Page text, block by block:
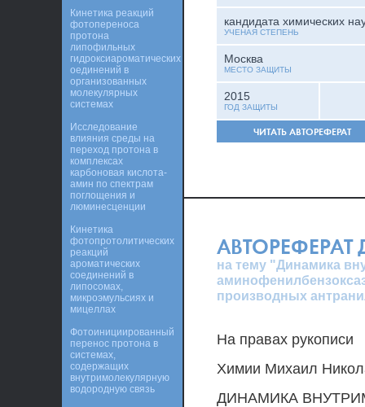
кандидата химических
УЧЕНАЯ СТЕПЕНЬ
Москва
МЕСТО ЗАЩИТЫ
2015
ГОД ЗАЩИТЫ
ЧИТАТЬ АВТОРЕФЕРАТ
АВТОРЕФЕРАТ
на тему "Динамика
производных
На правах рукописи
Химии Михаил
ДИНАМИКА
Кинетика реакций
фотопереноса
протона
липофильных
гидроксиароматических
оединений в
организованных
молекулярных
системах
Исследование
влияния среды на
переход протона в
комплексах
карбоновая кислота-
амин по спектрам
поглощения и
люминесценции
Кинетика
фотопротолитических
реакций
ароматических
соединений в
липосомах,
микроэмульсиях и
мицеллах
Фотоинициированный
перенос протона в
системах,
содержащих
внутримолекулярную
водородную связь